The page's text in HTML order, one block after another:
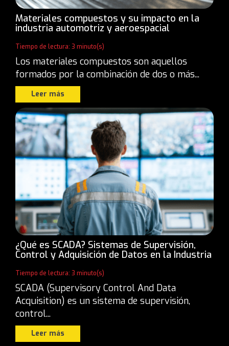
Materiales compuestos y su impacto en la
industria automotriz y aeroespacial
Tiempo de lectura: 3 minuto(s)
Los materiales compuestos son aquellos
formados por la combinación de dos o más...
Leer más
¿Qué es SCADA? Sistemas de Supervisión,
Control y Adquisición de Datos en la Industria
Tiempo de lectura: 3 minuto(s)
SCADA (Supervisory Control And Data
Acquisition) es un sistema de supervisión,
control...
Leer más